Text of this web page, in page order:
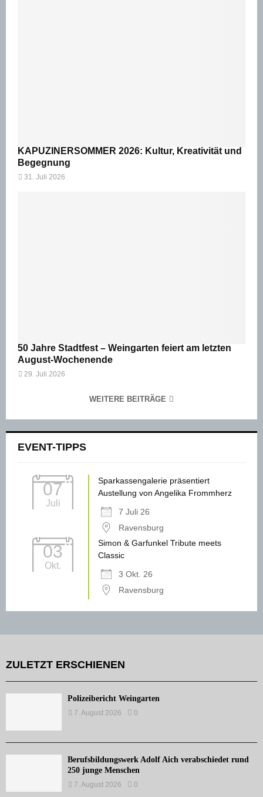
KAPUZINERSOMMER 2026: Kultur, Kreativität und
Begegnung
31. Juli 2026
50 Jahre Stadtfest – Weingarten feiert am letzten
August-Wochenende
29. Juli 2026
WEITERE BEITRÄGE
EVENT-TIPPS
07
Juli
Sparkassengalerie präsentiert
Austellung von Angelika Frommherz
7 Juli 26
Ravensburg
03
Okt.
Simon & Garfunkel Tribute meets
Classic
3 Okt. 26
Ravensburg
ZULETZT ERSCHIENEN
Polizeibericht Weingarten
7. August 2026 0
Berufsbildungswerk Adolf Aich verabschiedet rund
250 junge Menschen
7. August 2026 0